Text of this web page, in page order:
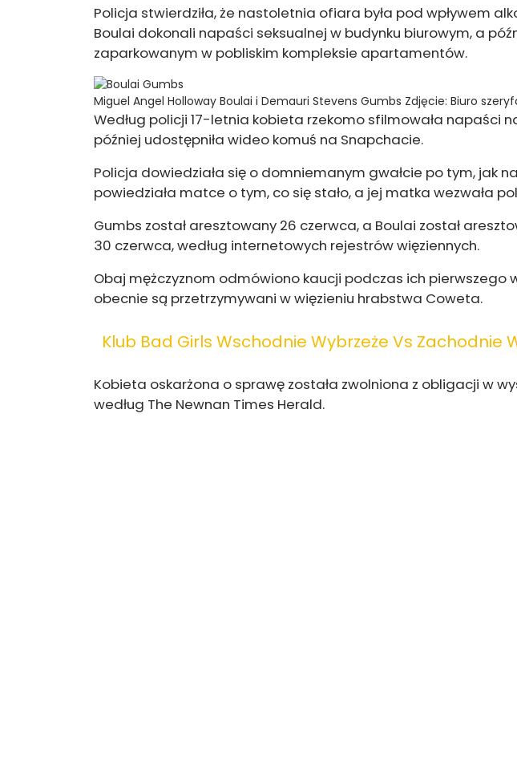
Policja stwierdziła, że ​​nastoletnia ofiara była pod wpływem
Boulai dokonali napaści seksualnej w budynku biurowym, a
zaparkowanym w pobliskim kompleksie apartamentów.
Miguel Angel Holloway Boulai i Demauri Stevens Gumbs Zdjęcie: Biuro
Według policji 17-letnia kobieta rzekomo sfilmowała napaści
później udostępniła wideo komuś na Snapchacie.
Policja dowiedziała się o domniemanym gwałcie po tym, jak
powiedziała matce o tym, co się stało, a jej matka wezwała
Gumbs został aresztowany 26 czerwca, a Boulai został
30 czerwca, według internetowych rejestrów więziennych.
Obaj mężczyznom odmówiono kaucji podczas ich pierwszego
obecnie są przetrzymywani w więzieniu hrabstwa Coweta.
Klub Bad Girls Wschodnie Wybrzeże Vs Zachodnie
Kobieta oskarżona o sprawę została zwolniona z obligacji w
według The Newnan Times Herald.